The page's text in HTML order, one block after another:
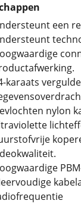
een
karaats
nylon